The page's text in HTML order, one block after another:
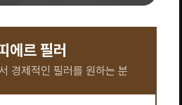
에르 필러
경제적인 필러를 원하는 분